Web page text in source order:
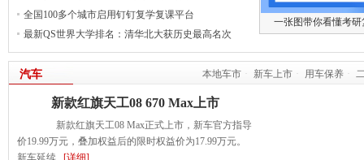
全国100多个城市启用钉钉复学复课平台
最新QS世界大学排名：清华北大获历史最高名次
一张图带你看懂考研
汽车 本地车市 · 新车上市 · 用车保养 ·
新款红旗天工08 670 Max上市
新款红旗天工08 Max正式上市，新车官方指导
价19.99万元，叠加权益后的限时权益价为17.99万元。
新车延续... [详细]